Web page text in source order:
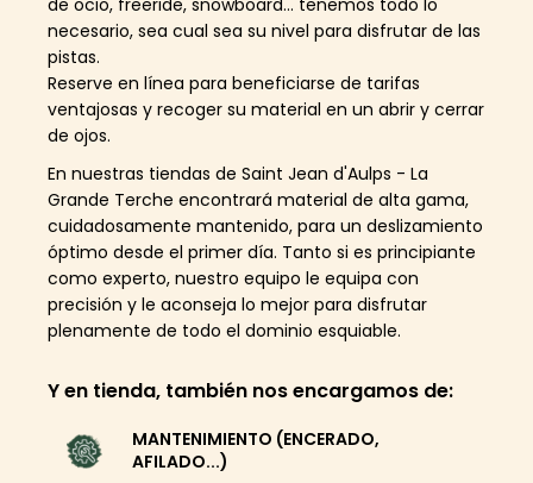
necesario, sea cual sea su nivel para disfrutar de las
pistas.
Reserve en línea para beneficiarse de tarifas
ventajosas y recoger su material en un abrir y cerrar
de ojos.
En nuestras tiendas de Saint Jean d'Aulps - La
Grande Terche encontrará material de alta gama,
cuidadosamente mantenido, para un deslizamiento
óptimo desde el primer día. Tanto si es principiante
como experto, nuestro equipo le equipa con
precisión y le aconseja lo mejor para disfrutar
plenamente de todo el dominio esquiable.
Y en tienda, también nos encargamos de:
MANTENIMIENTO (ENCERADO,
AFILADO...)